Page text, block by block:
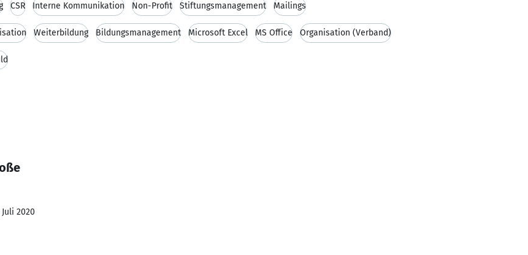
CSR Interne Kommunikation Non-Profit Stiftungsmanagement Mailings
Weiterbildung Bildungsmanagement Microsoft Excel MS Office Organisation (Verband)
2020